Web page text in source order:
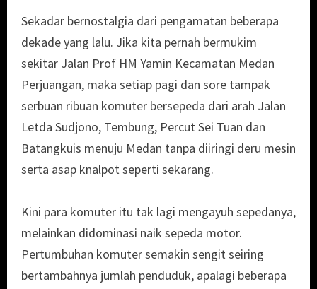
Sekadar bernostalgia dari pengamatan beberapa
dekade yang lalu. Jika kita pernah bermukim
sekitar Jalan Prof HM Yamin Kecamatan Medan
Perjuangan, maka setiap pagi dan sore tampak
serbuan ribuan komuter bersepeda dari arah Jalan
Letda Sudjono, Tembung, Percut Sei Tuan dan
Batangkuis menuju Medan tanpa diiringi deru mesin
serta asap knalpot seperti sekarang.
Kini para komuter itu tak lagi mengayuh sepedanya,
melainkan didominasi naik sepeda motor.
Pertumbuhan komuter semakin sengit seiring
bertambahnya jumlah penduduk, apalagi beberapa